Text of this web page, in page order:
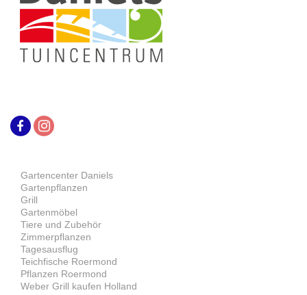
Gartencenter Daniels
Gartenpflanzen
Grill
Gartenmöbel
Tiere und Zubehör
Zimmerpflanzen
Tagesausflug
Teichfische Roermond
Pflanzen Roermond
Weber Grill kaufen Holland